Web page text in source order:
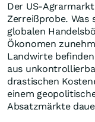
Der US-
Zerreißprobe. Was
globalen
Ökonomen
Landwirte
aus
drastischen
einem
Absatzmärkte